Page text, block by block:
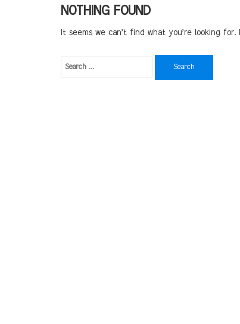
NOTHING FOUND
It seems we can’t find what you’re looking for.